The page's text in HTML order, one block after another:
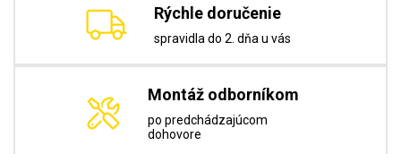
Rýchle doručenie
spravidla do 2. dňa u vás
Montáž odborníkom
po predchádzajúcom
dohovore